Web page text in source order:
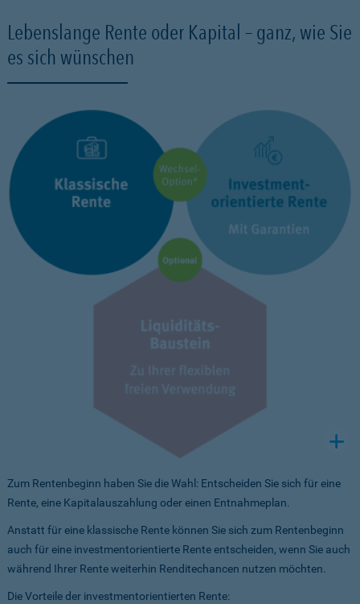
Lebenslange Rente oder Kapital – ganz, wie Sie
es sich wünschen
Zum Rentenbeginn haben Sie die Wahl: Entscheiden Sie sich für eine
Rente, eine Kapitalauszahlung oder einen Entnahmeplan.
Anstatt für eine klassische Rente können Sie sich zum Rentenbeginn
auch für eine investmentorientierte Rente entscheiden, wenn Sie auch
während Ihrer Rente weiterhin Renditechancen nutzen möchten.
Die Vorteile der investmentorientierten Rente: